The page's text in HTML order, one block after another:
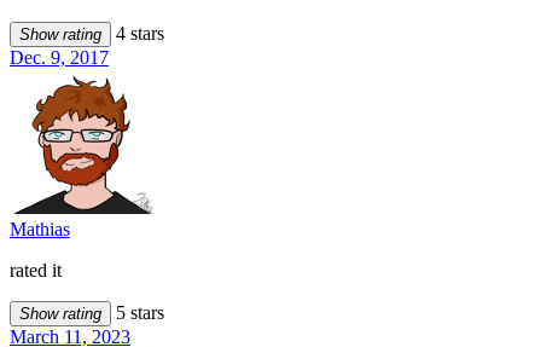
Show rating
4 stars
Dec. 9, 2017
Mathias
rated it
Show rating
5 stars
March 11, 2023